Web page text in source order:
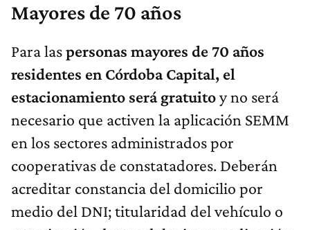
Mayores de 70 años
Para laspersonas mayores de 70 años
residentes en Córdoba Capital, el
estacionamiento será gratuitoy no será
necesario que activen la aplicación SEMM
en los sectores administrados por
cooperativas de constatadores. Deberán
acreditar constancia del domicilio por
medio del DNI; titularidad del vehículo o